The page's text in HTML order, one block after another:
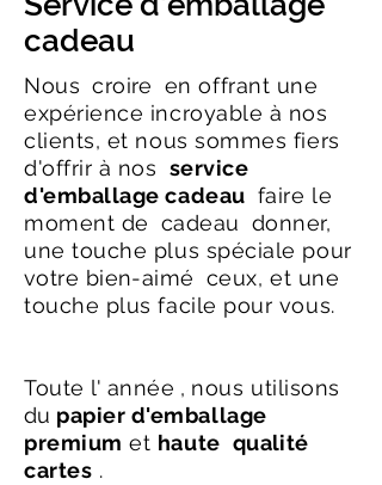
cadeau
Nous croire en offrant une
expérience incroyable à nos
clients, et nous sommes fiers
d'offrir à nos service
d'emballage cadeau faire le
moment de cadeau donner,
une touche plus spéciale pour
votre bien-aimé ceux, et une
touche plus facile pour vous.
Toute l' année , nous utilisons
du papier d'emballage
premium et haute qualité
cartes .